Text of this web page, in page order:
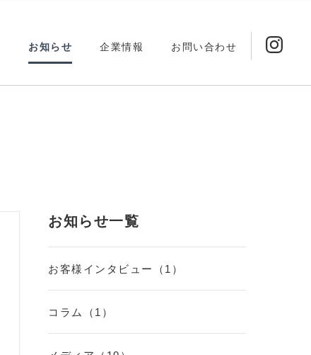
木造耐火建築
お知らせ 企業情報 お問い合わせ
お知らせ一覧
お客様インタビュー（1）
コラム（1）